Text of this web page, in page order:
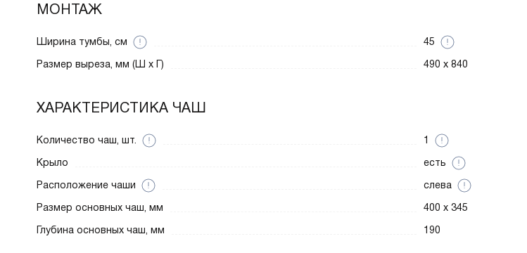
МОНТАЖ
Ширина тумбы, см
45
Размер выреза, мм (Ш x Г)
490 x 840
ХАРАКТЕРИСТИКА ЧАШ
Количество чаш, шт.
1
Крыло
есть
Расположение чаши
слева
Размер основных чаш, мм
400 x 345
Глубина основных чаш, мм
190